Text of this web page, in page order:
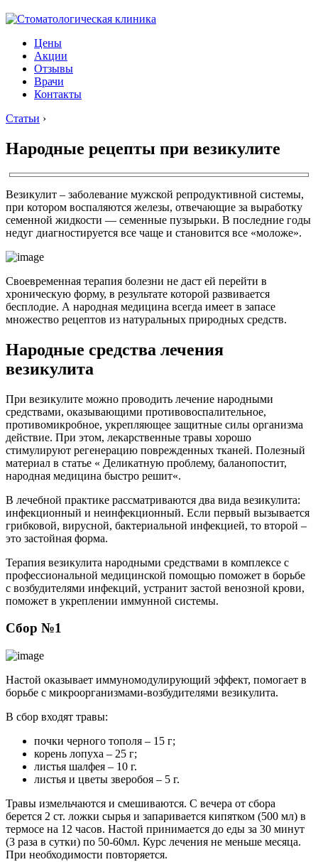
Цены
Акции
Отзывы
Врачи
Контакты
Статьи ›
Народные рецепты при везикулите
Везикулит – заболевание мужской репродуктивной системы,
при котором воспаляются железы, отвечающие за выработку
семенной жидкости — семенные пузырьки. В последние годы
недуг диагностируется все чаще и становится все «моложе».
Своевременная терапия болезни не даст ей перейти в
хроническую форму, в результате которой развивается
бесплодие. А народная медицина всегда имеет в запасе
множество рецептов из натуральных природных средств.
Народные средства лечения
везикулита
При везикулите можно проводить лечение народными
средствами, оказывающими противовоспалительное,
противомикробное, укрепляющее защитные силы организма
действие. При этом, лекарственные травы хорошо
стимулируют регенерацию поврежденных тканей. Полезный
материал в статье « Деликатную проблему, баланопостит,
народная медицина быстро решит«.
В лечебной практике рассматриваются два вида везикулита:
инфекционный и неинфекционный. Если первый вызывается
грибковой, вирусной, бактериальной инфекцией, то второй –
это застойная форма.
Терапия везикулита народными средствами в комплексе с
профессиональной медицинской помощью поможет в борьбе
с возбудителями инфекций, устранит застой венозной крови,
поможет в укреплении иммунной системы.
Сбор №1
Настой оказывает иммуномодулирующий эффект, помогает в
борьбе с микроорганизмами-возбудителями везикулита.
В сбор входят травы:
почки черного тополя – 15 г;
корень лопуха – 25 г;
листья шалфея – 10 г.
листья и цветы зверобоя – 5 г.
Травы измельчаются и смешиваются. С вечера от сбора
берется 2 ст. ложки сырья и запаривается кипятком (500 мл) в
термосе на 12 часов. Настой принимается до еды за 30 минут
(3 раза в сутки) по 50-60мл. Курс лечения не меньше месяца.
При необходимости повторяется.